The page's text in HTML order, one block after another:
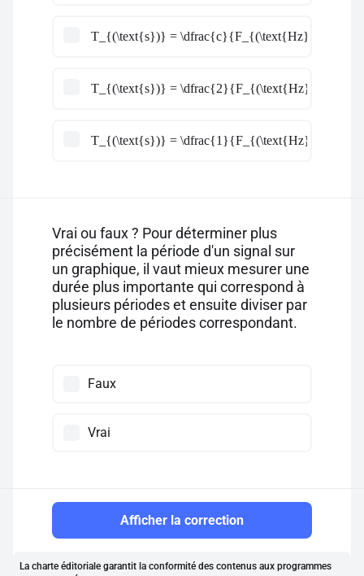
T_{(\text{s})} = \dfrac{c}{F_{(\text{Hz})}}
T_{(\text{s})} = \dfrac{2}{F_{(\text{Hz})}}
T_{(\text{s})} = \dfrac{1}{F_{(\text{Hz})}}
Vrai ou faux ? Pour déterminer plus
précisément la période d'un signal sur
un graphique, il vaut mieux mesurer une
durée plus importante qui correspond à
plusieurs périodes et ensuite diviser par
le nombre de périodes correspondant.
Faux
Vrai
Afficher la correction
La charte éditoriale garantit la conformité des contenus aux programmes